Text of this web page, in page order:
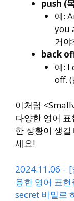
push (
예:
you
거야
back
예: I
off.
이처럼
다양한 영어
한 상황이 생
세요!
2024.11.06 –
용한 영어 표
secret 비밀로